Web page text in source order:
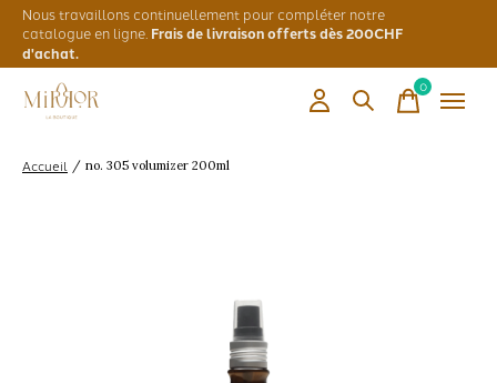
Nous travaillons continuellement pour compléter notre
catalogue en ligne. Frais de livraison offerts dès 200CHF
d'achat.
0items
Accueil / no. 305 volumizer 200ml